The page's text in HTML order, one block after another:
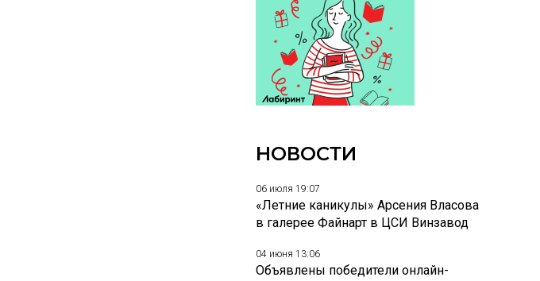
НОВОСТИ
06 июля 19:07
«Летние каникулы» Арсения Власова
в галерее Файнарт в ЦСИ Винзавод
04 июня 13:06
Объявлены победители онлайн-